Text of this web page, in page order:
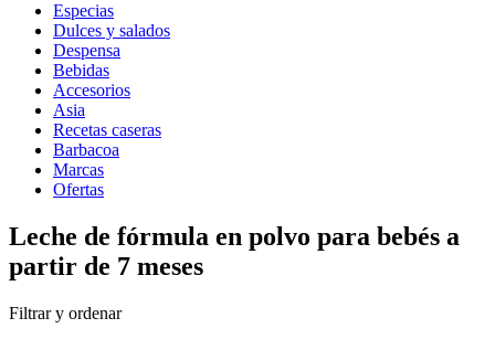
Especias
Dulces y salados
Despensa
Bebidas
Accesorios
Asia
Recetas caseras
Barbacoa
Marcas
Ofertas
Leche de fórmula en polvo para bebés a
partir de 7 meses
Filtrar y ordenar